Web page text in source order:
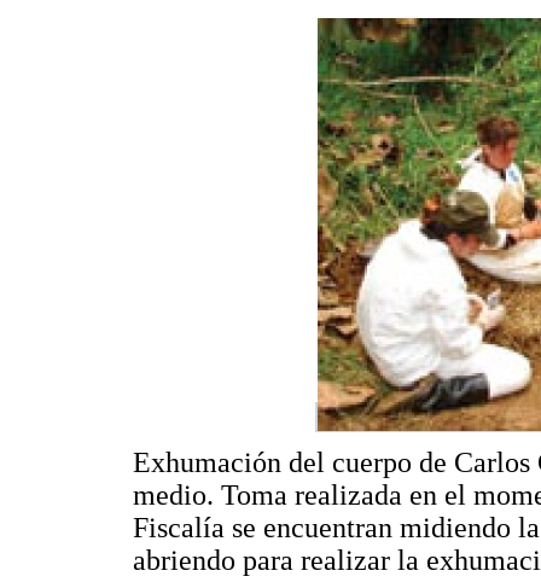
Exhumación del cuerpo de
medio. Toma realizada en el
Fiscalía se encuentran midiendo
abriendo para realizar la